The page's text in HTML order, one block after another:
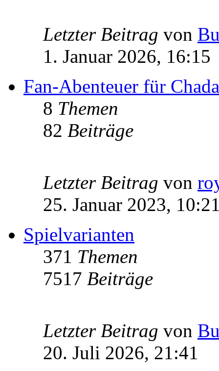
Letzter Beitrag von
1. Januar 2026, 16:15
Fan-Abenteuer für
8 Themen
82 Beiträge
Letzter Beitrag von
25. Januar 2023,
Spielvarianten
371 Themen
7517 Beiträge
Letzter Beitrag von
20. Juli 2026, 21:41